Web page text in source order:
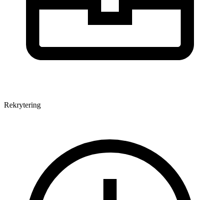
Rekrytering